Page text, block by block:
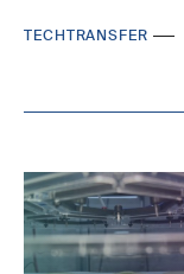
TECHTRANSFER